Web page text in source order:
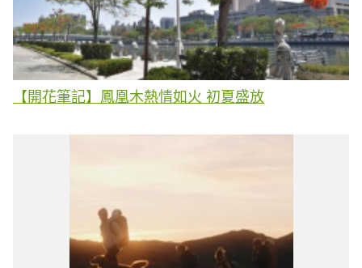
【開花筆記】鳳凰木熱情如火 初夏盛放